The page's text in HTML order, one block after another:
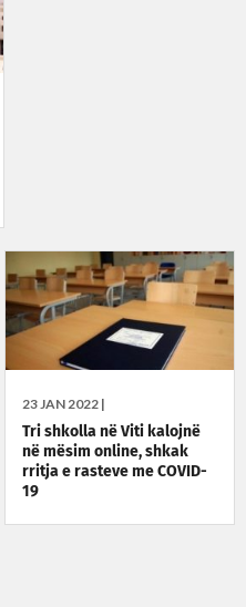
23 JAN 2022 |
Tri shkolla në Viti kalojnë
në mësim online, shkak
rritja e rasteve me COVID-
19